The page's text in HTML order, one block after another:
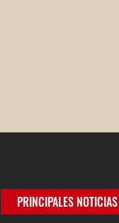
PRINCIPALES NOTICIAS